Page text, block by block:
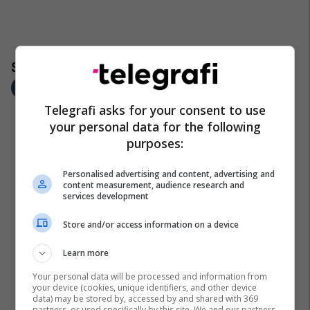
Telegrafi asks for your consent to use
your personal data for the following
purposes:
Personalised advertising and content, advertising and
content measurement, audience research and
services development
Store and/or access information on a device
Learn more
Your personal data will be processed and information from
your device (cookies, unique identifiers, and other device
data) may be stored by, accessed by and shared with 369